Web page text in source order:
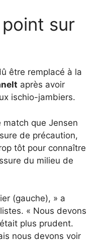
sur
être remplacé à la
après avoir
ischio-jambiers.
match que Jensen
de précaution,
tôt pour connaître
du milieu de
(gauche), » a
« Nous devons
plus prudent.
nous devons voir